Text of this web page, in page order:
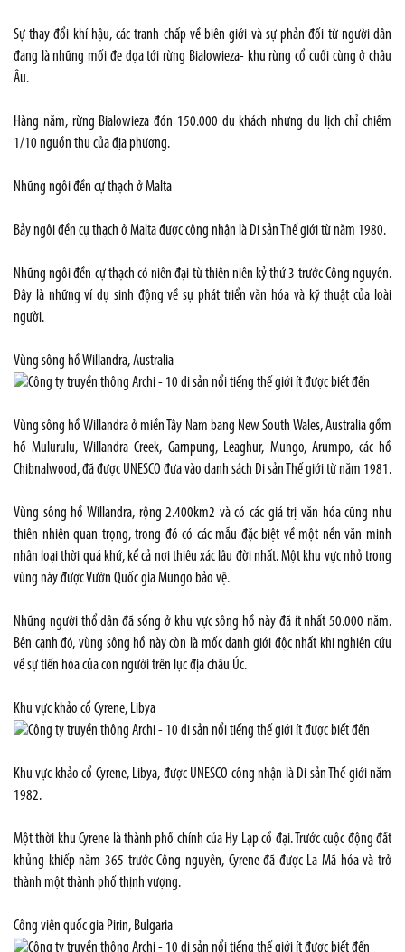
Sự thay đổi khí hậu, các tranh chấp về biên giới và sự phản đối từ người dân
đang là những mối đe dọa tới rừng Bialowieza- khu rừng cổ cuối cùng ở châu
Âu.
Hàng năm, rừng Bialowieza đón 150.000 du khách nhưng du lịch chỉ chiếm
1/10 nguồn thu của địa phương.
Những ngôi đền cự thạch ở Malta
Bảy ngôi đền cự thạch ở Malta được công nhận là Di sản Thế giới từ năm 1980.
Những ngôi đền cự thạch có niên đại từ thiên niên kỷ thứ 3 trước Công nguyên.
Đây là những ví dụ sinh động về sự phát triển văn hóa và kỹ thuật của loài
người.
Vùng sông hồ Willandra, Australia
Vùng sông hồ Willandra ở miền Tây Nam bang New South Wales, Australia gồm
hồ Mulurulu, Willandra Creek, Garnpung, Leaghur, Mungo, Arumpo, các hồ
Chibnalwood, đã được UNESCO đưa vào danh sách Di sản Thế giới từ năm 1981.
Vùng sông hồ Willandra, rộng 2.400km2 và có các giá trị văn hóa cũng như
thiên nhiên quan trọng, trong đó có các mẫu đặc biệt về một nền văn minh
nhân loại thời quá khứ, kể cả nơi thiêu xác lâu đời nhất. Một khu vực nhỏ trong
vùng này được Vườn Quốc gia Mungo bảo vệ.
Những người thổ dân đã sống ở khu vực sông hồ này đã ít nhất 50.000 năm.
Bên cạnh đó, vùng sông hồ này còn là mốc danh giới độc nhất khi nghiên cứu
về sự tiến hóa của con người trên lục địa châu Úc.
Khu vực khảo cổ Cyrene, Libya
Khu vực khảo cổ Cyrene, Libya, được UNESCO công nhận là Di sản Thế giới năm
1982.
Một thời khu Cyrene là thành phố chính của Hy Lạp cổ đại. Trước cuộc động đất
khủng khiếp năm 365 trước Công nguyên, Cyrene đã được La Mã hóa và trở
thành một thành phố thịnh vượng.
Công viên quốc gia Pirin, Bulgaria